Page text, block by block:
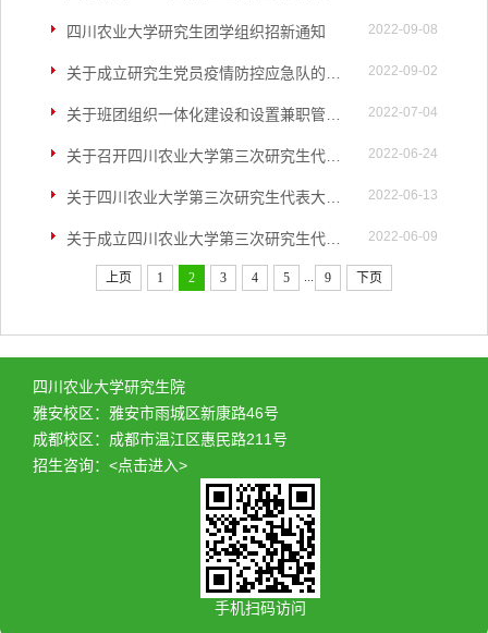
2022-09-08
四川农业大学研究生团学组织招新通知
2022-09-02
关于成立研究生党员疫情防控应急队的通知
2022-07-04
关于班团组织一体化建设和设置兼职管理导师的通知
2022-06-24
关于召开四川农业大学第三次研究生代表大会的通知
2022-06-13
关于四川农业大学第三次研究生代表大会代表选举（增补）的通知
2022-06-09
关于成立四川农业大学第三次研究生代表大会筹备工作委员会的通知
上页 1 2 3 4 5 9 下页
四川农业大学研究生院
雅安校区：雅安市雨城区新康路46号
成都校区：成都市温江区惠民路211号
招生咨询： <点击进入>
手机扫码访问